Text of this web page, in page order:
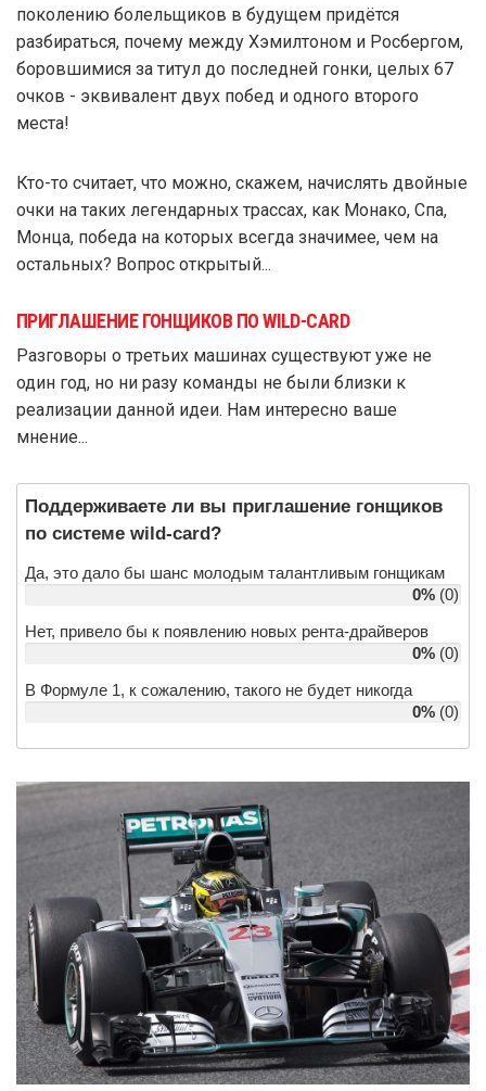
поколению болельщиков в будущем придётся
разбираться, почему между Хэмилтоном и Росбергом,
боровшимися за титул до последней гонки, целых 67
очков - эквивалент двух побед и одного второго
места!
Кто-то считает, что можно, скажем, начислять двойные
очки на таких легендарных трассах, как Монако, Спа,
Монца, победа на которых всегда значимее, чем на
остальных? Вопрос открытый...
ПРИГЛАШЕНИЕ ГОНЩИКОВ ПО WILD-CARD
Разговоры о третьих машинах существуют уже не
один год, но ни разу команды не были близки к
реализации данной идеи. Нам интересно ваше
мнение...
Поддерживаете ли вы приглашение гонщиков
по системе wild-card?
Да, это дало бы шанс молодым талантливым гонщикам
0% (0)
Нет, привело бы к появлению новых рента-драйверов
0% (0)
В Формуле 1, к сожалению, такого не будет никогда
0% (0)